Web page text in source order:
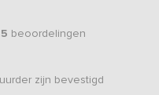
beoordelingen
zijn bevestigd